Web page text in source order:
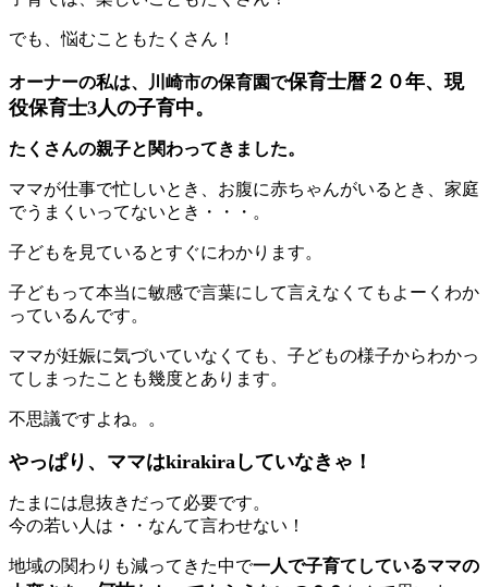
でも、悩むこともたくさん！
オーナーの私は、川崎市の保育園で保育士暦２０年、現
役保育士3人の子育中。
たくさんの親子と関わってきました。
ママが仕事で忙しいとき、お腹に赤ちゃんがいるとき、家庭
でうまくいってないとき・・・。
子どもを見ているとすぐにわかります。
子どもって本当に敏感で言葉にして言えなくてもよーくわか
っているんです。
ママが妊娠に気づいていなくても、子どもの様子からわかっ
てしまったことも幾度とあります。
不思議ですよね。。
やっぱり、ママはkirakiraしていなきゃ！
たまには息抜きだって必要です。
今の若い人は・・なんて言わせない！
地域の関わりも減ってきた中で一人で子育てしているママの